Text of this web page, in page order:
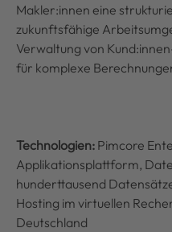
Makler:innen eine
zukunftsfähige
Verwaltung von
für komplexe
Technologien: Pimcore
Applikationsplattform,
hunderttausend
Hosting im virtuellen
Deutschland